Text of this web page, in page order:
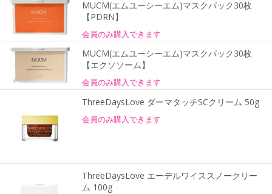
MUCM(エムユーシーエム)マスクパック30枚
【PDRN】
会員のみ購入できます
MUCM(エムユーシーエム)マスクパック30枚
【エクソソーム】
会員のみ購入できます
ThreeDaysLove ダーマタッチSCクリーム 50g
会員のみ購入できます
ThreeDaysLove エーデルワイススノークリー
ム 100g